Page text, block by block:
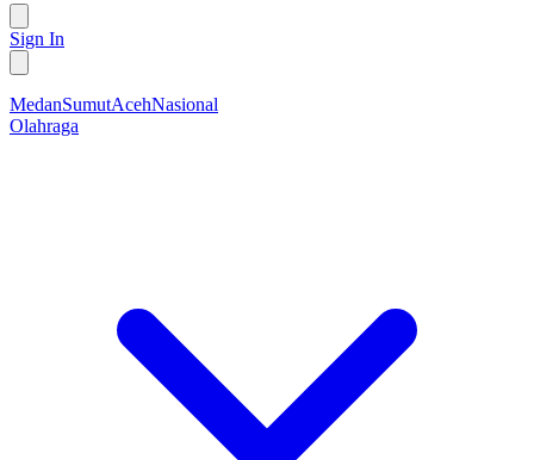
Sign In
MedanSumutAcehNasional
Olahraga